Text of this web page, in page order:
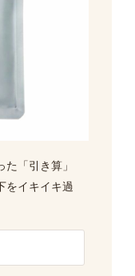
「引き算」
をイキイキ過